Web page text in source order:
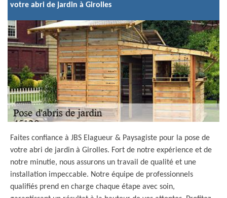
votre abri de jardin à Girolles
Faites confiance à JBS Elagueur & Paysagiste pour la pose de
votre abri de jardin à Girolles. Fort de notre expérience et de
notre minutie, nous assurons un travail de qualité et une
installation impeccable. Notre équipe de professionnels
qualifiés prend en charge chaque étape avec soin,